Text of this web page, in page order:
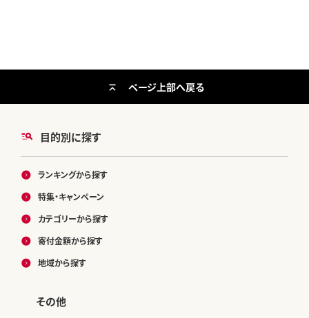
目的別に探す
ランキングから探す
特集・キャンペーン
カテゴリーから探す
寄付金額から探す
地域から探す
その他
ページ上部へ戻る